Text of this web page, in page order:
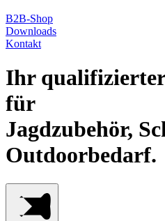
B2B-Shop
Downloads
Kontakt
Ihr
für
Jagdzubehör,
Outdoorbedarf.